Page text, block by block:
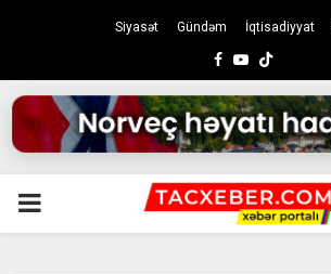
Siyasət Gündəm İqtisadiyyat
Facebook
Youtube
PRIMARY